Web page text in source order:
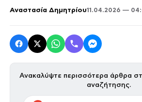
Αναστασία Δημητρίου11.04.2026 —
Ανακαλύψτε περισσότερα άρθρα
αναζήτησης.